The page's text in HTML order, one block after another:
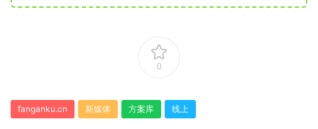
0
fanganku.cn 新媒体 方案库 线上